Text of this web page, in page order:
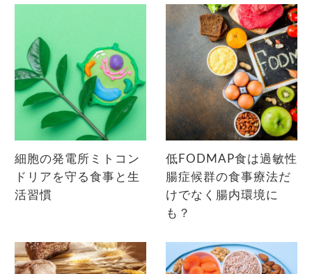
細胞の発電所ミトコン
ドリアを守る食事と生
活習慣
低FODMAP食は過敏性
腸症候群の食事療法だ
けでなく腸内環境に
も？